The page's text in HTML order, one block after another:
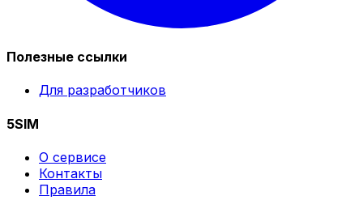
Полезные ссылки
Для разработчиков
5SIM
О сервисе
Контакты
Правила